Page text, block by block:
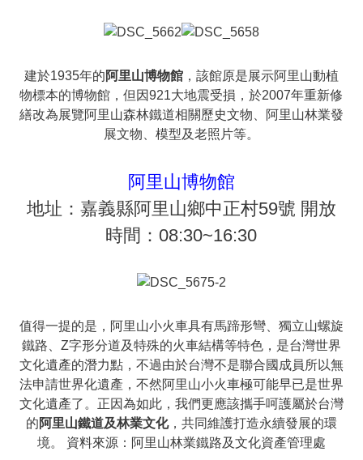
建於1935年的阿里山博物館，該館原是展示阿里山動植
物標本的博物館，但因921大地震受損，於2007年重新修
繕改為展覽阿里山森林鐵道相關歷史文物、阿里山林業發
展文物、模型及老照片等。
阿里山博物館
地址：嘉義縣阿里山鄉中正村59號 開放
時間：08:30~16:30
值得一提的是，阿里山小火車具有馬蹄形彎、獨立山螺旋
鐵路、Z字形分道及特殊的火車結構等特色，是台灣世界
文化遺產的潛力點，不過由於台灣不是聯合國成員所以無
法申請世界化遺產，不然阿里山小火車極可能早已是世界
文化遺產了。正因為如此，我們更應該攜手呵護屬於台灣
的阿里山鐵道及林業文化，共同維護打造永續發展的環
境。 資料來源：阿里山林業鐵路及文化資產管理處